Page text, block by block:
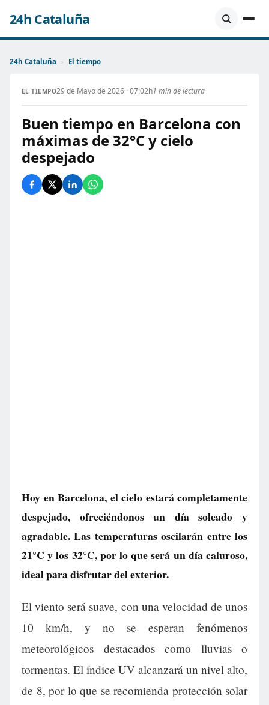
24h Cataluña
24h Cataluña › El tiempo
EL TIEMPO29 de Mayo de 2026 · 07:02h1 min de lectura
Buen tiempo en Barcelona con
máximas de 32°C y cielo
despejado
Hoy en Barcelona, el cielo estará completamente
despejado, ofreciéndonos un día soleado y
agradable. Las temperaturas oscilarán entre los
21°C y los 32°C, por lo que será un día caluroso,
ideal para disfrutar del exterior.
El viento será suave, con una velocidad de unos
10 km/h, y no se esperan fenómenos
meteorológicos destacados como lluvias o
tormentas. El índice UV alcanzará un nivel alto,
de 8, por lo que se recomienda protección solar